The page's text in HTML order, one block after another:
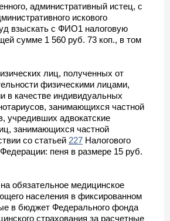
административный истец, с
искового
взыскать с ФИО1 налоговую
сумме 1 560 руб. 73 коп., в том
лиц, полученных от
физическими лицами,
в качестве индивидуальных
занимающихся частной
учредивших адвокатские
занимающихся частной
со статьей 227 Налогового
пеня в размере 15 руб.
обязательное медицинское
населения в фиксированном
в бюджет Федерального фонда
страхования за расчетные